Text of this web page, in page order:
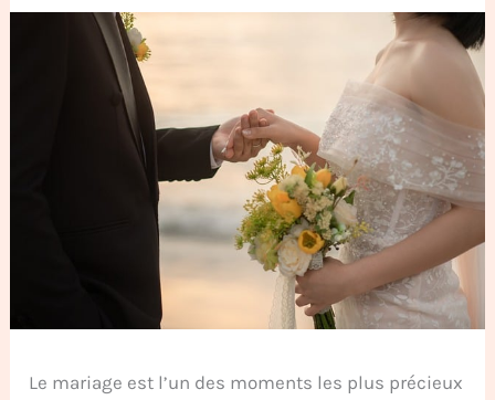
Le mariage est l’un des moments les plus précieux